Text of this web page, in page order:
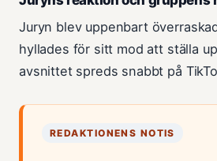
Juryn blev uppenbart
hyllades för sitt mod att ställa
avsnittet spreds snabbt på
REDAKTIONENS NOTIS